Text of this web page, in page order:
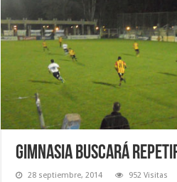
Gimnasia buscará
28 septiembre, 2014 952 Visitas